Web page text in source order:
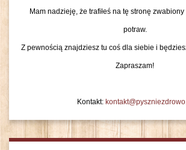
Mam nadzieję, że trafiłeś na tę stronę
potraw.
Z pewnością znajdziesz tu coś dla siebie i
Zapraszam!
Kontakt: